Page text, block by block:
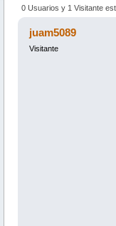
0 Usuarios y 1 Visitante
juam5089
Visitante